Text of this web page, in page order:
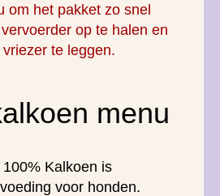
om het pakket zo snel
op te halen en
te leggen.
menu
Kalkoen is
voor honden.